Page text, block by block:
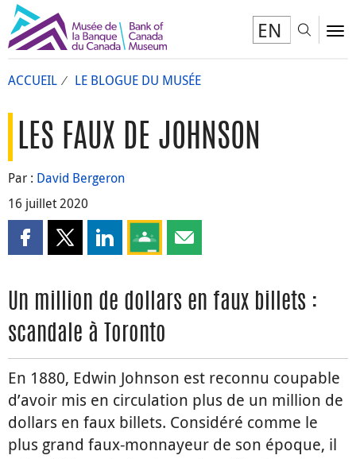
EN
ACCUEIL LE BLOGUE DU MUSÉE
LES FAUX DE JOHNSON
Par : David Bergeron
16 juillet 2020
Partager cette page sur Facebook
Partager cette page sur X
Partager cette page sur LinkedIn
Partagez cette page sur Google
Partager cette page par
Un million de dollars en faux billets :
scandale à Toronto
En 1880, Edwin Johnson est reconnu coupable
d’avoir mis en circulation plus de un million de
dollars en faux billets. Considéré comme le
plus grand faux-monnayeur de son époque, il